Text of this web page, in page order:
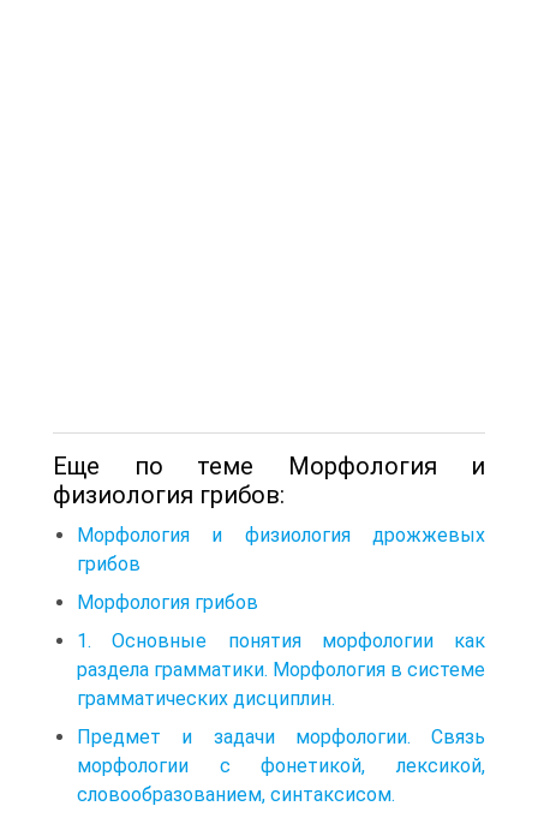
Еще по теме Морфология и
физиология грибов:
Морфология и физиология дрожжевых
грибов
Морфология грибов
1. Основные понятия морфологии как
раздела грамматики. Морфология в системе
грамматических дисциплин.
Предмет и задачи морфологии. Связь
морфологии с фонетикой, лексикой,
словообразованием, синтаксисом.